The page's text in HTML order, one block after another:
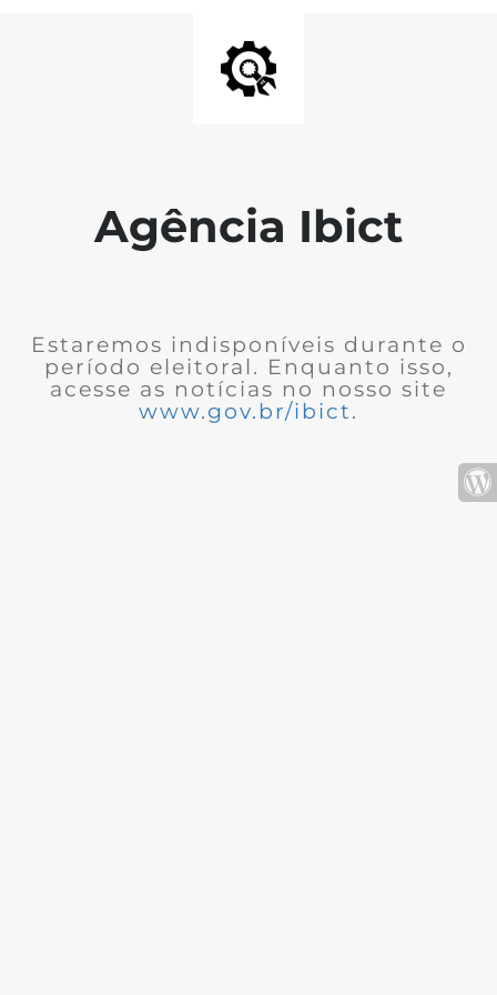
Agência Ibict
Estaremos indisponíveis durante o
período eleitoral. Enquanto isso,
acesse as notícias no nosso site
www.gov.br/ibict.